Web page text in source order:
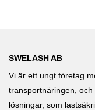
SWELASH AB
Vi är ett ungt företag
transportnäringen,
lösningar, som